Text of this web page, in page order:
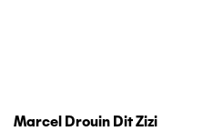
Marcel Drouin Dit Zizi